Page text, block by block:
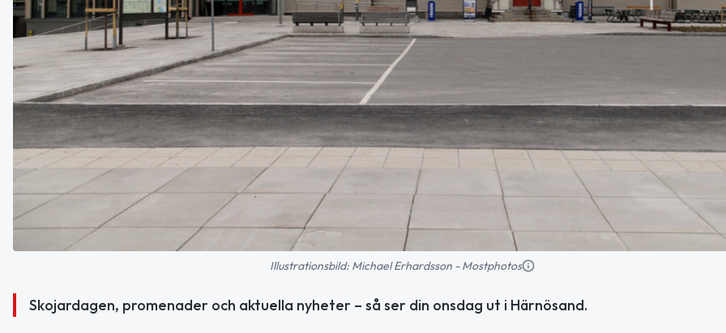
Illustrationsbild: Michael Erhardsson - Mostphotos
Skojardagen, promenader och aktuella nyheter – så ser din onsdag ut i Härnösand.